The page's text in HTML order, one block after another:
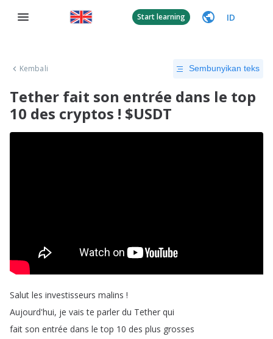
Start learning ID
Kembali Sembunyikan teks
Tether fait son entrée dans le top
10 des cryptos ! $USDT
Salut les investisseurs malins !
Aujourd'hui, je vais te parler du Tether qui
fait son entrée dans le top 10 des plus grosses